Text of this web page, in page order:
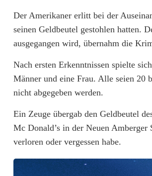
f
l
i
n
G
a
Der Amerikaner erlitt bei der
seinen Geldbeutel gestohlen hatten.
ausgegangen wird, übernahm die
Nach ersten Erkenntnissen spielte
Männer und eine Frau. Alle seien 20
nicht abgegeben werden.
Ein Zeuge übergab den Geldbeutel
Mc Donald’s in der Neuen
verloren oder vergessen habe.